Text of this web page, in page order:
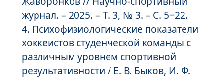
журнал. – 2025. – Т. 3, № 3. – С. 5‒22.
Психофизиологические показатели
хоккеистов студенческой команды с
различным уровнем спортивной
результативности / Е. В. Быков, И. Ф.